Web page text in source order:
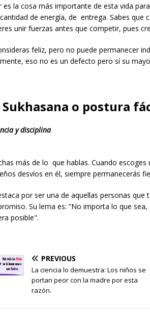
es la cosa más importante de esta vida
de energía, de entrega. Sabes que
unir fuerzas antes que competir, pues
feliz, pero no puede permanecer
eso no es un defecto pero sí su
Sukhasana o postura
y disciplina
más de lo que hablas. Cuando
desvíos en él, siempre permanecerás
por ser una de aquellas personas
Su lema es: “No importa lo que
posible".
PREVIOUS
La ciencia lo demuestra: Los niños se
portan peor con la madre por esta
razón.